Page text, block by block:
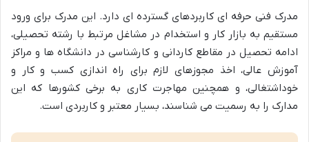
مدرک فنی حرفه ای کاربردهای گسترده ای دارد. این مدرک برای ورود
مستقیم به بازار کار و استخدام در مشاغل مرتبط با رشته تحصیلی،
ادامه تحصیل در مقاطع کاردانی و کارشناسی در دانشگاه ها و مراکز
آموزش عالی، اخذ مجوزهای لازم برای راه اندازی کسب و کار و
خوداشتغالی، و همچنین مهاجرت کاری به برخی کشورها که این
مدارک را به رسمیت می شناسند، بسیار معتبر و کاربردی است.